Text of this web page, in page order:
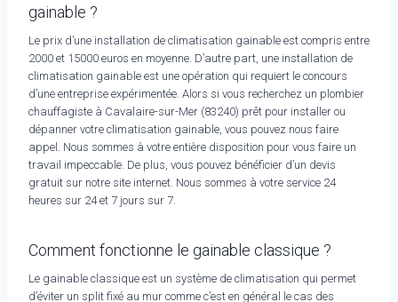
gainable ?
Le prix d’une installation de climatisation gainable est compris entre
2000 et 15000 euros en moyenne. D’autre part, une installation de
climatisation gainable est une opération qui requiert le concours
d’une entreprise expérimentée. Alors si vous recherchez un plombier
chauffagiste à Cavalaire-sur-Mer (83240) prêt pour installer ou
dépanner votre climatisation gainable, vous pouvez nous faire
appel. Nous sommes à votre entière disposition pour vous faire un
travail impeccable. De plus, vous pouvez bénéficier d’un devis
gratuit sur notre site internet. Nous sommes à votre service 24
heures sur 24 et 7 jours sur 7.
Comment fonctionne le gainable classique ?
Le gainable classique est un système de climatisation qui permet
d’éviter un split fixé au mur comme c’est en général le cas des